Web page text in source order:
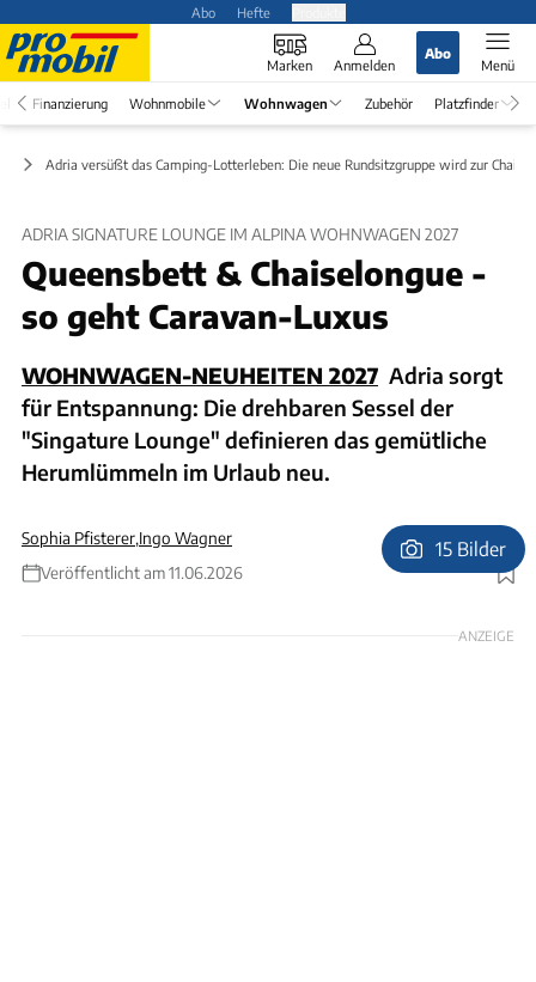
Abo Hefte
Marken Anmelden
Abo
Menü
Finanzierung Wohnmobile Wohnwagen Zubehör Platzfinder
Adria versüßt das Camping-Lotterleben: Die neue Rundsitzgruppe wird zur
ADRIA SIGNATURE LOUNGE IM ALPINA WOHNWAGEN 2027
Queensbett & Chaiselongue -
so geht Caravan-Luxus
WOHNWAGEN-NEUHEITEN 2027 Adria sorgt
für Entspannung: Die drehbaren Sessel der
"Singature Lounge" definieren das gemütliche
Herumlümmeln im Urlaub neu.
Sophia Pfisterer,Ingo Wagner
Veröffentlicht am 11.06.2026
Foto: Ingolf Pompe
15 Bilder
ANZEIGE